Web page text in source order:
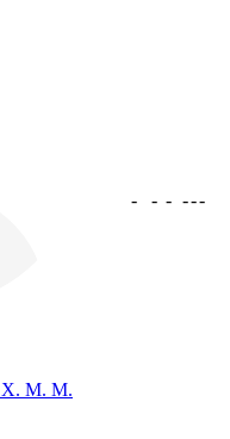
Х. М. М.
- - - ---